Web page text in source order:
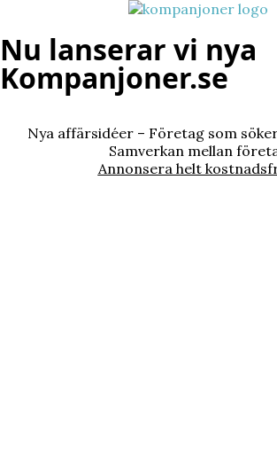
Nu lanserar vi nya
Kompanjoner.se
Nya affärsidéer – Företag som
Samverkan mellan
Annonsera helt